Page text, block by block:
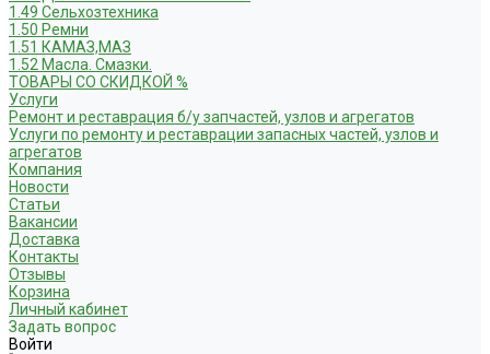
1.49 Сельхозтехника
1.50 Ремни
1.51 КАМАЗ,МАЗ
1.52 Масла. Смазки.
ТОВАРЫ СО СКИДКОЙ %
Услуги
Ремонт и реставрация б/у запчастей, узлов и агрегатов
Услуги по ремонту и реставрации запасных частей, узлов и
агрегатов
Компания
Новости
Статьи
Вакансии
Доставка
Контакты
Отзывы
Корзина
Личный кабинет
Задать вопрос
Войти